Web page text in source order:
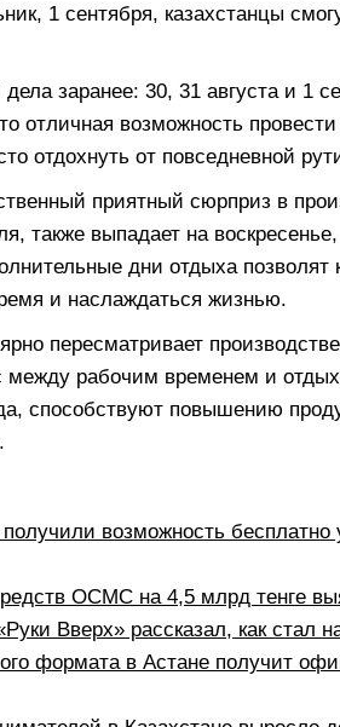
1 сентября, казахстанцы
заранее: 30, 31 августа и 1
отличная возможность
отдохнуть от повседневной
приятный сюрприз в
также выпадает на
дни отдыха позволят
и наслаждаться жизнью.
пересматривает
между рабочим временем и
способствуют повышению
возможность бесплатно
ОСМС на 4,5 млрд тенге
Вверх» рассказал, как
формата в Астане получит